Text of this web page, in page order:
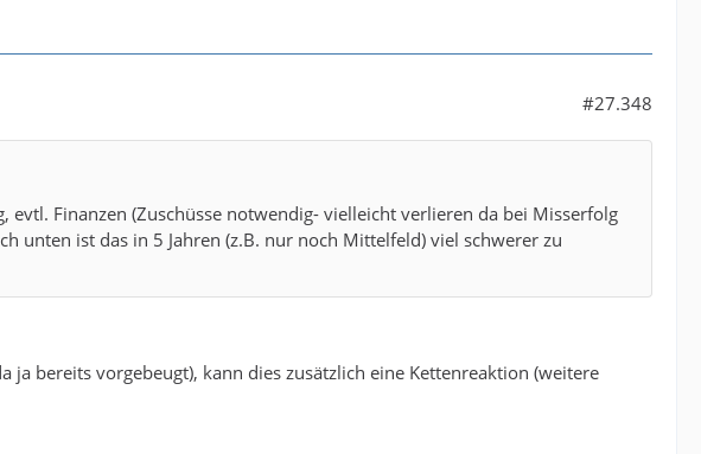
#27.348
evtl. Finanzen (Zuschüsse notwendig- vielleicht verlieren da bei Misserfolg
unten ist das in 5 Jahren (z.B. nur noch Mittelfeld) viel schwerer zu
ja bereits vorgebeugt), kann dies zusätzlich eine Kettenreaktion (weitere